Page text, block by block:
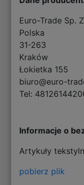
Euro-Trade Sp.
Polska
31-263
Kraków
Łokietka 155
biuro@euro-
Tel:
Informacje o
Artykuły
pobierz plik